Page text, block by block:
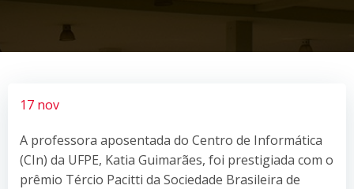
17 nov
A professora aposentada do Centro de Informática
(CIn) da UFPE, Katia Guimarães, foi prestigiada com o
prêmio Tércio Pacitti da Sociedade Brasileira de